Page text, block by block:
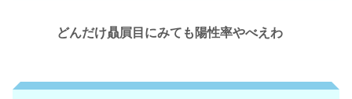
どんだけ贔屓目にみても陽性率やべえわ